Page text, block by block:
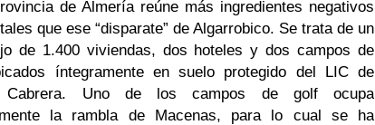
de Almería reúne más ingredientes negativos
que ese “disparate” de Algarrobico. Se trata de un
de 1.400 viviendas, dos hoteles y dos campos de
íntegramente en suelo protegido del LIC de
Cabrera. Uno de los campos de golf ocupa
la rambla de Macenas, para lo cual se ha